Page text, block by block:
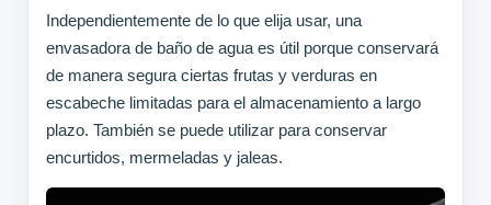
Independientemente de lo que elija usar, una
envasadora de baño de agua es útil porque conservará
de manera segura ciertas frutas y verduras en
escabeche limitadas para el almacenamiento a largo
plazo. También se puede utilizar para conservar
encurtidos, mermeladas y jaleas.